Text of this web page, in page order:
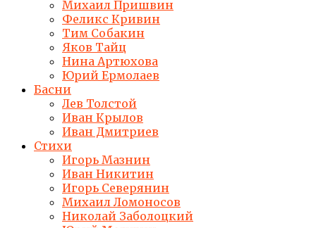
Михаил Пришвин
Феликс Кривин
Тим Собакин
Яков Тайц
Нина Артюхова
Юрий Ермолаев
Басни
Лев Толстой
Иван Крылов
Иван Дмитриев
Стихи
Игорь Мазнин
Иван Никитин
Игорь Северянин
Михаил Ломоносов
Николай Заболоцкий